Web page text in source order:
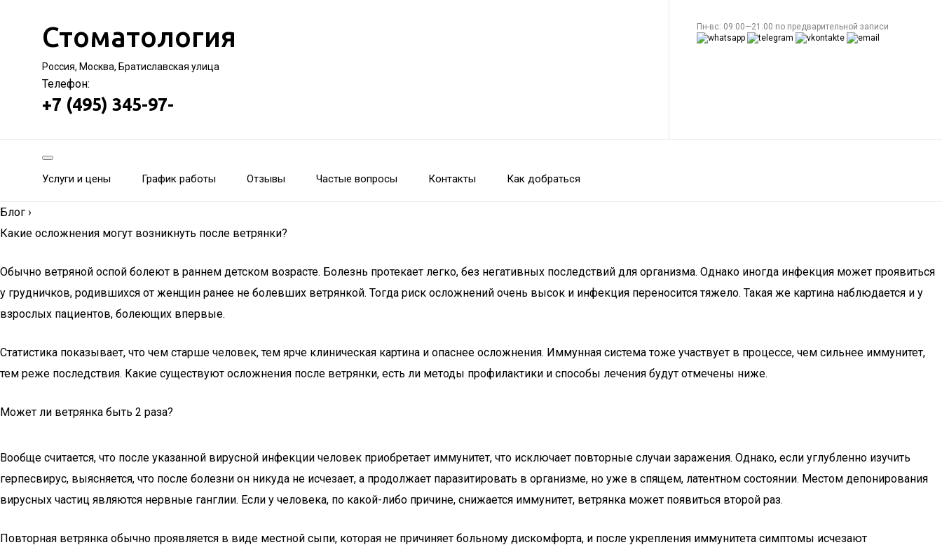
Стоматология
Россия, Москва, Братиславская улица
Телефон:
+7 (495) 345-97-
Пн-вс: 09:00—21:00 по предварительной записи
Услуги и цены График работы Отзывы Частые вопросы Контакты Как добраться
Блог ›
Какие осложнения могут возникнуть после ветрянки?
Обычно ветряной оспой болеют в раннем детском возрасте. Болезнь протекает легко, без негативных последствий для организма. Однако иногда инфекция может проявиться
у грудничков, родившихся от женщин ранее не болевших ветрянкой. Тогда риск осложнений очень высок и инфекция переносится тяжело. Такая же картина наблюдается и у
взрослых пациентов, болеющих впервые.
Статистика показывает, что чем старше человек, тем ярче клиническая картина и опаснее осложнения. Иммунная система тоже участвует в процессе, чем сильнее иммунитет,
тем реже последствия. Какие существуют осложнения после ветрянки, есть ли методы профилактики и способы лечения будут отмечены ниже.
Может ли ветрянка быть 2 раза?
Вообще считается, что после указанной вирусной инфекции человек приобретает иммунитет, что исключает повторные случаи заражения. Однако, если углубленно изучить
герпесвирус, выясняется, что после болезни он никуда не исчезает, а продолжает паразитировать в организме, но уже в спящем, латентном состоянии. Местом депонирования
вирусных частиц являются нервные ганглии. Если у человека, по какой-либо причине, снижается иммунитет, ветрянка может появиться второй раз.
Повторная ветрянка обычно проявляется в виде местной сыпи, которая не причиняет больному дискомфорта, и после укрепления иммунитета симптомы исчезают